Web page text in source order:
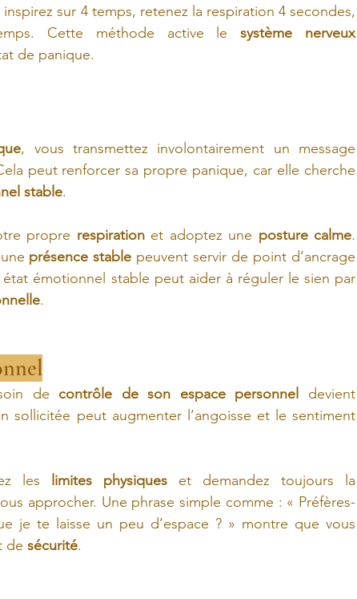
inspirez sur 4 temps, retenez la respiration 4 secondes,
Cette méthode active le système nerveux
de panique.
, vous transmettez involontairement un message
peut renforcer sa propre panique, car elle cherche
stable.
propre respiration et adoptez une posture calme.
présence stable peuvent servir de point d’ancrage
émotionnel stable peut aider à réguler le sien par
.
de contrôle de son espace personnel
devient
sollicitée peut augmenter l’angoisse et le sentiment
les limites physiques et demandez toujours la
approcher. Une phrase simple comme : « Préfères-
te laisse un peu d’espace ? » montre que vous
de sécurité.